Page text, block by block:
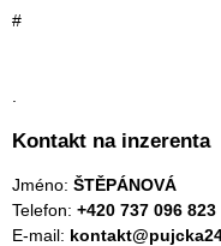
#
Kontakt na inzerenta
Jméno: ŠTĚPÁNOVÁ
Telefon: +420 737 096 823
E-mail: